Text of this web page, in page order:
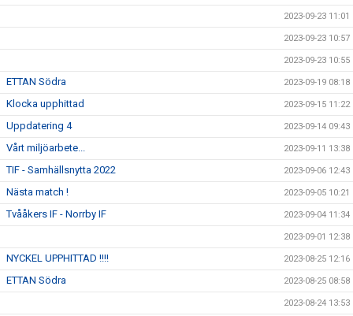
2023-09-23 11:01
2023-09-23 10:57
2023-09-23 10:55
ETTAN Södra 2023-09-19 08:18
Klocka upphittad 2023-09-15 11:22
Uppdatering 4 2023-09-14 09:43
Vårt miljöarbete... 2023-09-11 13:38
TIF - Samhällsnytta 2022 2023-09-06 12:43
Nästa match ! 2023-09-05 10:21
Tvååkers IF - Norrby IF 2023-09-04 11:34
2023-09-01 12:38
NYCKEL UPPHITTAD !!!! 2023-08-25 12:16
ETTAN Södra 2023-08-25 08:58
2023-08-24 13:53